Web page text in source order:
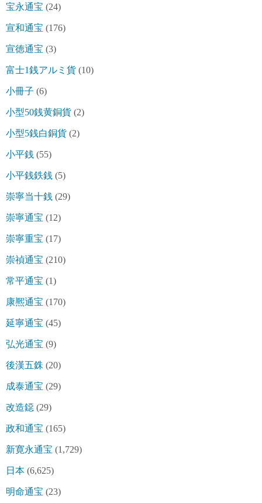
宝永通宝 (24)
宣和通宝 (176)
宣徳通宝 (3)
富士1銭アルミ貨 (10)
小冊子 (6)
小型50銭黄銅貨 (2)
小型5銭白銅貨 (2)
小平銭 (55)
小平銭鉄銭 (5)
崇寧当十銭 (29)
崇寧通宝 (12)
崇寧重宝 (17)
崇禎通宝 (210)
常平通宝 (1)
康熈通宝 (170)
延寧通宝 (45)
弘光通宝 (9)
後漢五銖 (20)
成泰通宝 (29)
改造鐚 (29)
政和通宝 (165)
新寛永通宝 (1,729)
日本 (6,625)
明命通宝 (23)